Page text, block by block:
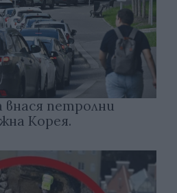
внася петролни
Корея.